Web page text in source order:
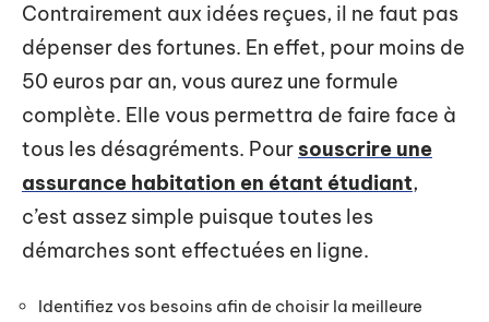
Contrairement aux idées reçues, il ne faut pas
dépenser des fortunes. En effet, pour moins de
50 euros par an, vous aurez une formule
complète. Elle vous permettra de faire face à
tous les désagréments. Pour souscrire une
assurance habitation en étant étudiant,
c’est assez simple puisque toutes les
démarches sont effectuées en ligne.
Identifiez vos besoins afin de choisir la meilleure